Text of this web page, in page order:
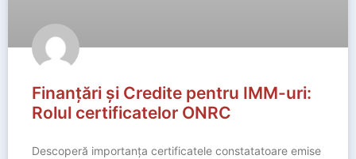
Finanțări și Credite pentru IMM-uri:
Rolul certificatelor ONRC
Descoperă importanța certificatele constatatoare emise